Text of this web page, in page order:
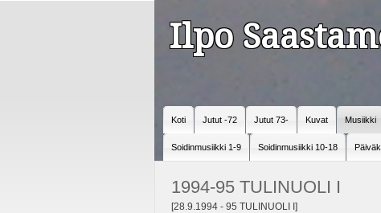
Ilpo
Koti Jutut -72 Jutut 73- Kuvat Musiikki
Soidinmusiikki 1-9 Soidinmusiikki 10-18
1994-95 TULINUOLI I
[28.9.1994 - 95 TULINUOLI I]